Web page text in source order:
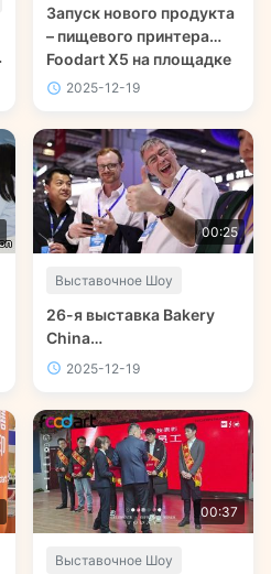
Запуск нового продукта
– пищевого принтера
Foodart X5 на площадке
#BakeryChina 2024
2025-12-19
00:25
Выставочное Шоу
26-я выставка Bakery
China
(#BakeryChina2024)
грандиозно!
2025-12-19
00:37
Выставочное Шоу